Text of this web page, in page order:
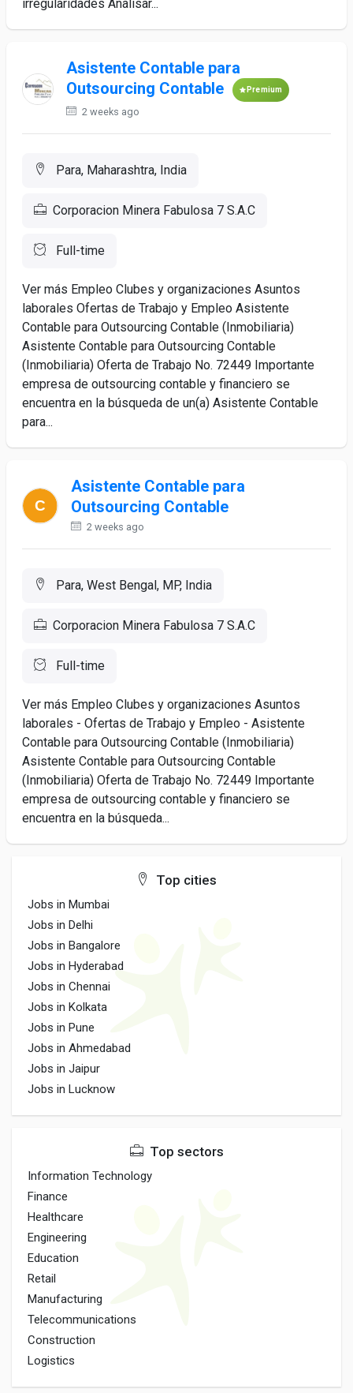
irregularidades Analisar...
Asistente Contable para
Outsourcing Contable
Premium
2 weeks ago
Para, Maharashtra, India
Corporacion Minera Fabulosa 7 S.A.C
Full-time
Ver más Empleo Clubes y organizaciones Asuntos
laborales Ofertas de Trabajo y Empleo Asistente
Contable para Outsourcing Contable (Inmobiliaria)
Asistente Contable para Outsourcing Contable
(Inmobiliaria) Oferta de Trabajo No. 72449 Importante
empresa de outsourcing contable y financiero se
encuentra en la búsqueda de un(a) Asistente Contable
para...
Asistente Contable para
Outsourcing Contable
2 weeks ago
Para, West Bengal, MP, India
Corporacion Minera Fabulosa 7 S.A.C
Full-time
Ver más Empleo Clubes y organizaciones Asuntos
laborales - Ofertas de Trabajo y Empleo - Asistente
Contable para Outsourcing Contable (Inmobiliaria)
Asistente Contable para Outsourcing Contable
(Inmobiliaria) Oferta de Trabajo No. 72449 Importante
empresa de outsourcing contable y financiero se
encuentra en la búsqueda...
Top cities
Jobs in Mumbai
Jobs in Delhi
Jobs in Bangalore
Jobs in Hyderabad
Jobs in Chennai
Jobs in Kolkata
Jobs in Pune
Jobs in Ahmedabad
Jobs in Jaipur
Jobs in Lucknow
Top sectors
Information Technology
Finance
Healthcare
Engineering
Education
Retail
Manufacturing
Telecommunications
Construction
Logistics